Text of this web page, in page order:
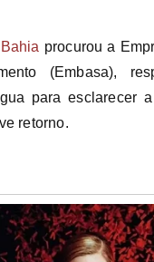
procurou a
(Embasa),
para esclarecer
retorno.